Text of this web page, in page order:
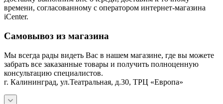
времени, согласованному с оператором интернет-магазина
iCenter.
Самовывоз из магазина
Мы всегда рады видеть Вас в нашем магазине, где вы можете
забрать все заказанные товары и получить полноценную
консультацию специалистов.
г. Калининград, ул.Театральная, д.30, ТРЦ «Европа»